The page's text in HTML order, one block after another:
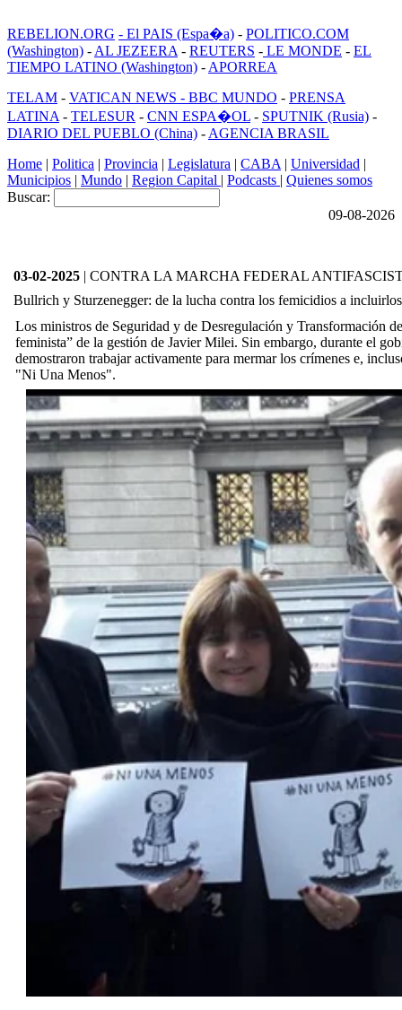
REBELION.ORG - El PAIS (Espa�a) - POLITICO.COM
(Washington) - AL JEZEERA - REUTERS - LE MONDE - EL
TIEMPO LATINO (Washington) - APORREA
TELAM - VATICAN NEWS - BBC MUNDO - PRENSA
LATINA - TELESUR - CNN ESPA�OL - SPUTNIK (Rusia) -
DIARIO DEL PUEBLO (China) - AGENCIA BRASIL
Home | Politica | Provincia | Legislatura | CABA | Universidad |
Municipios | Mundo | Region Capital | Podcasts | Quienes somos
Buscar:
09-08-2026
03-02-2025 | CONTRA LA MARCHA FEDERAL
Bullrich y Sturzenegger: de la lucha contra los femicidios a
Los ministros de Seguridad y de Desregulación y Transformación
feminista” de la gestión de Javier Milei. Sin embargo, durante el
demostraron trabajar activamente para mermar los crímenes e,
"Ni Una Menos".